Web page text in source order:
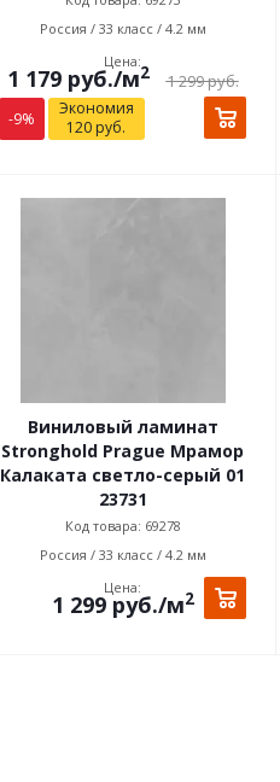
Россия / 33 класс / 4.2 мм
Цена:
1 179руб./м2 1 299руб.
-9%
Экономия
120 руб.
Виниловый ламинат
Stronghold Prague Мрамор
Калаката светло-серый 01
23731
Код товара: 69278
Россия / 33 класс / 4.2 мм
Цена:
1 299руб./м2